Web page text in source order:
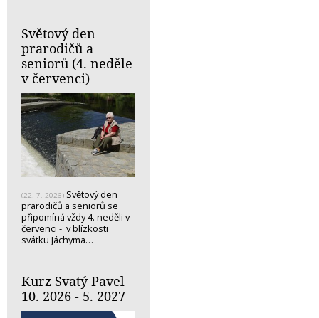
Světový den
prarodičů a
seniorů (4. neděle
v červenci)
(22. 7. 2026) Světový den
prarodičů a seniorů se
připomíná vždy 4. neděli v
červenci - v blízkosti
svátku Jáchyma…
Kurz Svatý Pavel
10. 2026 - 5. 2027